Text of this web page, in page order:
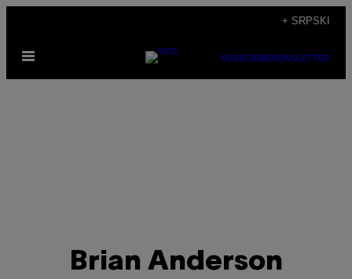
садржај
+ SRPSKI
Otvori
SUBSCRIBENEWSLETTER
Brian Anderson